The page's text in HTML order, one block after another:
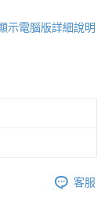
示電腦版詳細說明
客服